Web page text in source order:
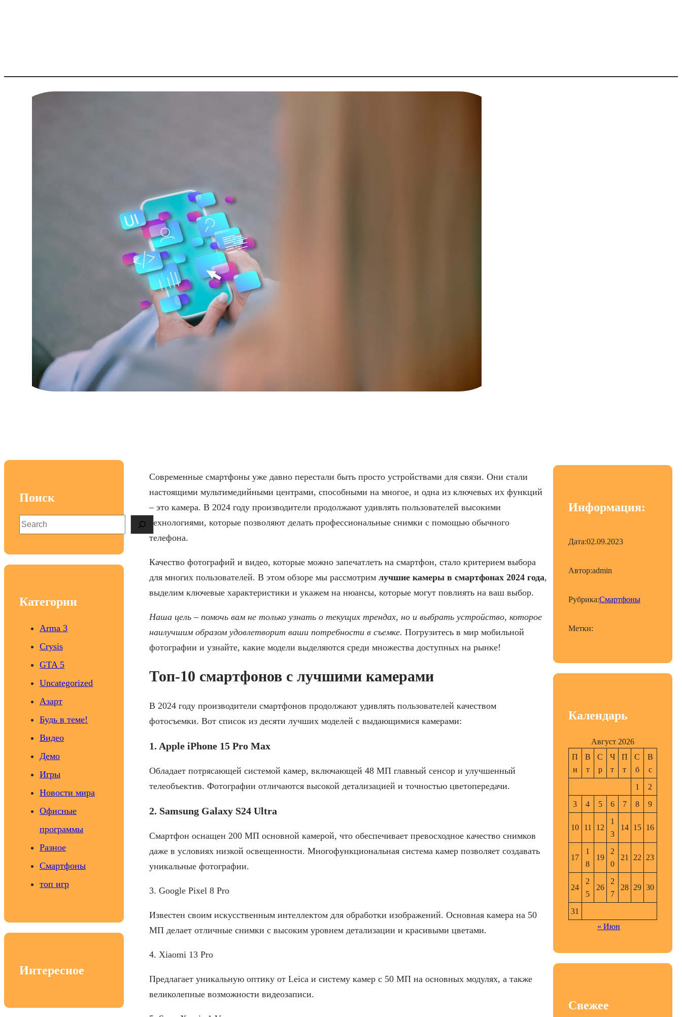
Поиск
S
e
Категории
Arma 3
Crysis
GTA 5
Uncategorized
Азарт
Будь в теме!
Видео
Демо
Игры
Новости мира
Офисные
программы
Разное
Смартфоны
топ игр
Интересное
Современные смартфоны уже давно перестали быть просто устройствами для связи. Они стали
настоящими мультимедийными центрами, способными на многое, и одна из ключевых их функций
– это камера. В 2024 году производители продолжают удивлять пользователей высокими
технологиями, которые позволяют делать профессиональные снимки с помощью обычного
телефона.
Качество фотографий и видео, которые можно запечатлеть на смартфон, стало критерием выбора
для многих пользователей. В этом обзоре мы рассмотрим лучшие камеры в смартфонах 2024 года,
выделим ключевые характеристики и укажем на нюансы, которые могут повлиять на ваш выбор.
Наша цель – помочь вам не только узнать о текущих трендах, но и выбрать устройство, которое
наилучшим образом удовлетворит ваши потребности в съемке. Погрузитесь в мир мобильной
фотографии и узнайте, какие модели выделяются среди множества доступных на рынке!
Топ-10 смартфонов с лучшими камерами
В 2024 году производители смартфонов продолжают удивлять пользователей качеством
фотосъемки. Вот список из десяти лучших моделей с выдающимися камерами:
1. Apple iPhone 15 Pro Max
Обладает потрясающей системой камер, включающей 48 МП главный сенсор и улучшенный
телеобъектив. Фотографии отличаются высокой детализацией и точностью цветопередачи.
2. Samsung Galaxy S24 Ultra
Смартфон оснащен 200 МП основной камерой, что обеспечивает превосходное качество снимков
даже в условиях низкой освещенности. Многофункциональная система камер позволяет создавать
уникальные фотографии.
3. Google Pixel 8 Pro
Известен своим искусственным интеллектом для обработки изображений. Основная камера на 50
МП делает отличные снимки с высоким уровнем детализации и красивыми цветами.
4. Xiaomi 13 Pro
Предлагает уникальную оптику от Leica и систему камер с 50 МП на основных модулях, а также
великолепные возможности видеозаписи.
Информация:
Дата:02.09.2023
Автор:admin
Рубрика:Смартфоны
Метки:
Календарь
Август 2026
П
н
В
т
С
р
Ч
т
П
т
С
б
В
с
1
2
3
4 5 6 7 8 9
10 11 12
1
3
14 15 16
17
1
8
19
2
0
21 22 23
24
2
5
26
2
7
28 29 30
31
« Июн
Свежее